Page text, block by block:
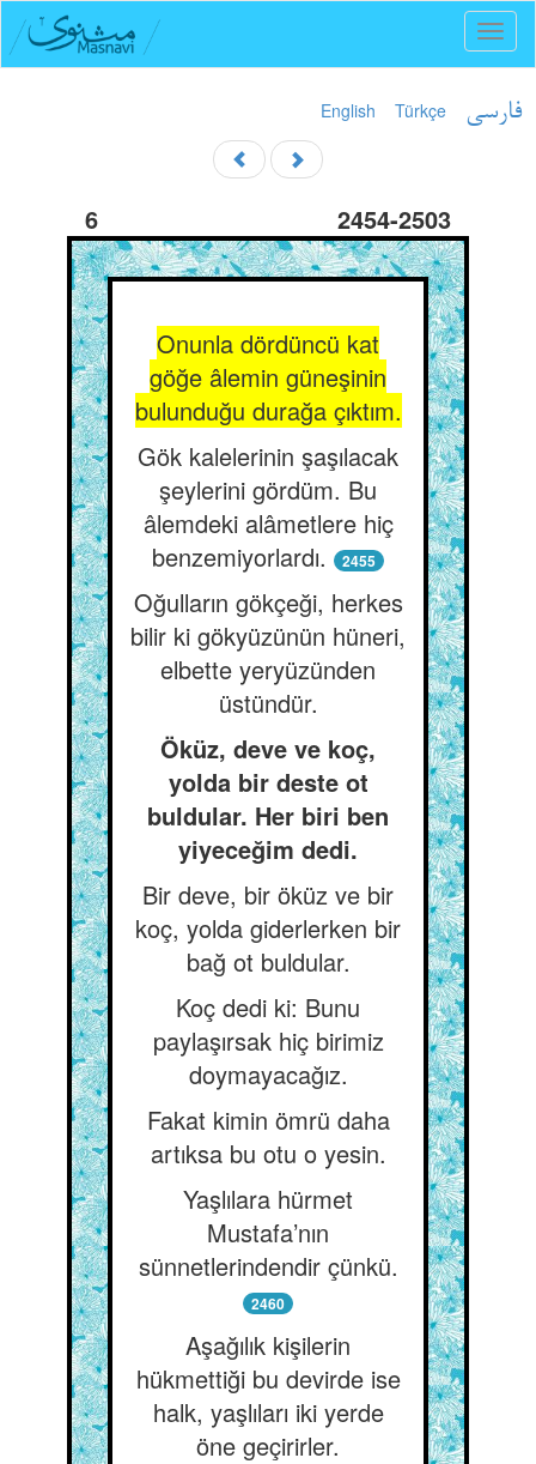
English Türkçe فارسی
6 2454-2503
Onunla dördüncü kat
göğe âlemin güneşinin
bulunduğu durağa çıktım.
Gök kalelerinin şaşılacak
şeylerini gördüm. Bu
âlemdeki alâmetlere hiç
benzemiyorlardı.
2455
Oğulların gökçeği, herkes
bilir ki gökyüzünün hüneri,
elbette yeryüzünden
üstündür.
Öküz, deve ve koç,
yolda bir deste ot
buldular. Her biri ben
yiyeceğim dedi.
Bir deve, bir öküz ve bir
koç, yolda giderlerken bir
bağ ot buldular.
Koç dedi ki: Bunu
paylaşırsak hiç birimiz
doymayacağız.
Fakat kimin ömrü daha
artıksa bu otu o yesin.
Yaşlılara hürmet
Mustafa’nın
sünnetlerindendir çünkü.
2460
Aşağılık kişilerin
hükmettiği bu devirde ise
halk, yaşlıları iki yerde
öne geçirirler.